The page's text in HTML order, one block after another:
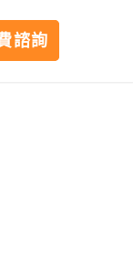
諮詢